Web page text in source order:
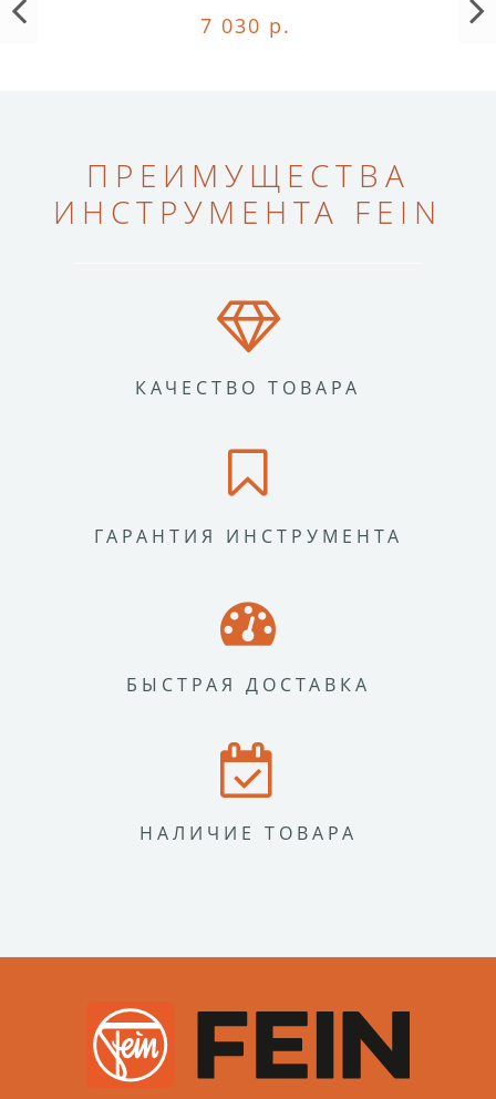
7 030 р.
ПРЕИМУЩЕСТВА
ИНСТРУМЕНТА FEIN
КАЧЕСТВО ТОВАРА
ГАРАНТИЯ ИНСТРУМЕНТА
БЫСТРАЯ ДОСТАВКА
НАЛИЧИЕ ТОВАРА